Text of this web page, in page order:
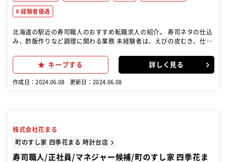
経験者優遇
北海道の駅近の寿司職人のおすすめ転職求人の紹介。 寿司ネタの仕込
み、酢飯作りなど調理に関わる業務 未経験者は、えびの皮むき、仕込
当店の基本ルール(寿司ネタの厚みや提供方法など)を共有した上で、
即戦力として店内業務をお任せする予定です。
キープする 詳しく見る
作成日：2024.06.08 更新日：2024.06.08
株式会社花まる
町のすし家 四季花まる 時計台店
寿司職人/正社員/マネジャー候補/町のすし家 四季花ま